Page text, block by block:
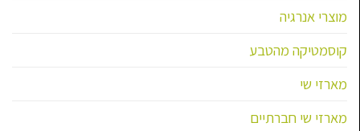
מוצרי אנרגיה
קוסמטיקה מהטבע
מארזי שי
מארזי שי חברתיים